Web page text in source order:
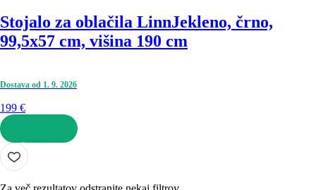
Stojalo za oblačila LinnJekleno, črno,
99,5x57 cm, višina 190 cm
Dostava od 1. 9. 2026
199 €
V KOŠARICO